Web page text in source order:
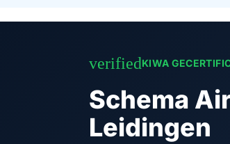
verifiedKIWA
Schema
Leidingen